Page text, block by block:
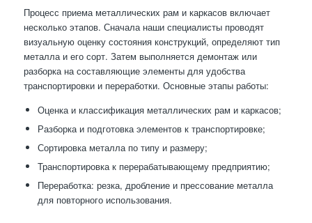
Процесс приема металлических рам и каркасов включает
несколько этапов. Сначала наши специалисты проводят
визуальную оценку состояния конструкций, определяют тип
металла и его сорт. Затем выполняется демонтаж или
разборка на составляющие элементы для удобства
транспортировки и переработки. Основные этапы работы:
Оценка и классификация металлических рам и каркасов;
Разборка и подготовка элементов к транспортировке;
Сортировка металла по типу и размеру;
Транспортировка к перерабатывающему предприятию;
Переработка: резка, дробление и прессование металла
для повторного использования.